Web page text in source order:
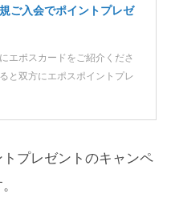
ご入会でポイントプレゼ
エポスカードをご紹介くださ
と双方にエポスポイントプレ
プレゼントのキャンペ